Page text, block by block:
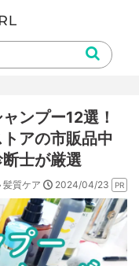
ンプー12選！
アの市販品中
士が厳選
髪質ケア 2024/04/23